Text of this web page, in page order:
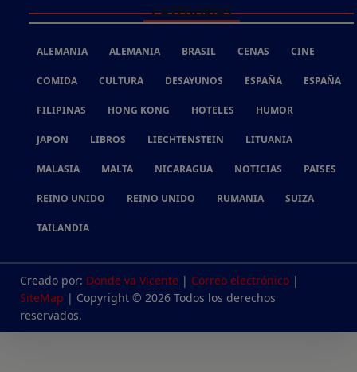
CATEGORÍAS
ALEMANIA ALEMANIA BRASIL CENAS CINE
COMIDA CULTURA DESAYUNOS ESPAÑA ESPAÑA
FILIPINAS HONG KONG HOTELES HUMOR
JAPON LIBROS LIECHTENSTEIN LITUANIA
MALASIA MALTA NICARAGUA NOTICIAS PAISES
REINO UNIDO REINO UNIDO RUMANIA SUIZA
TAILANDIA
Creado por: Donde va Vicente | Correo electrónico |
SiteMap | Copyright © 2026 Todos los derechos
reservados.